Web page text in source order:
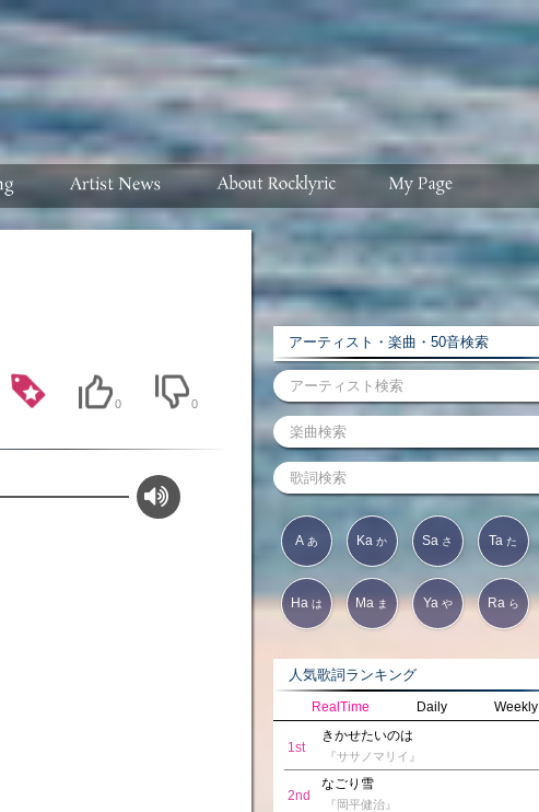
0 0
アーティスト・楽曲・50音検索
A あ Ka か Sa さ Ta た
Ha は Ma ま Ya や Ra ら
人気歌詞ランキング
RealTime Daily Weekly
1st
きかせたいのは
『ササノマリイ』
2nd
なごり雪
『岡平健治』